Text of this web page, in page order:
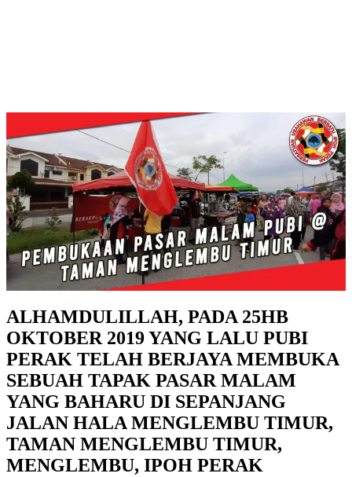
ALHAMDULILLAH, PADA 25HB
OKTOBER 2019 YANG LALU PUBI
PERAK TELAH BERJAYA MEMBUKA
SEBUAH TAPAK PASAR MALAM
YANG BAHARU DI SEPANJANG
JALAN HALA MENGLEMBU TIMUR,
TAMAN MENGLEMBU TIMUR,
MENGLEMBU, IPOH PERAK